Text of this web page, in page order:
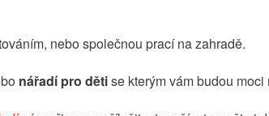
nebo společnou prací na zahradě.
nářadí pro dětise kterým vám budou